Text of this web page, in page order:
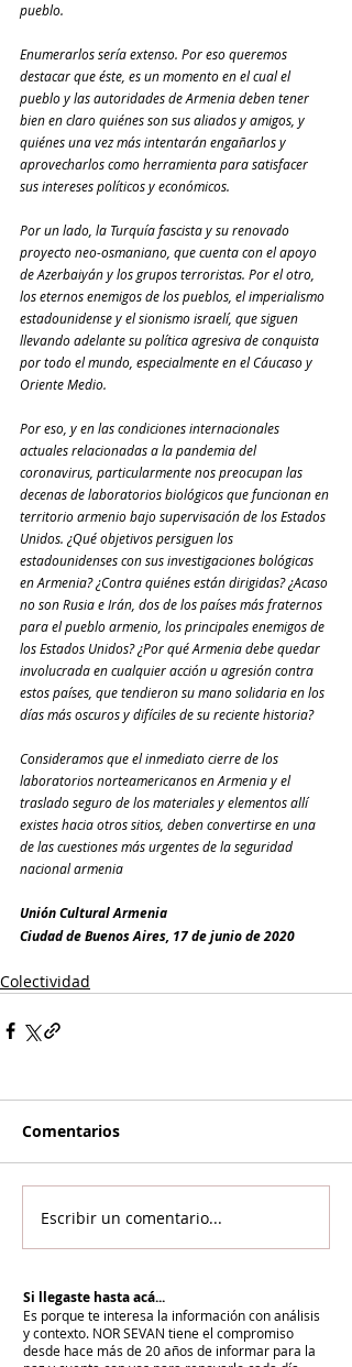
pueblo.
Enumerarlos sería extenso. Por eso queremos
destacar que éste, es un momento en el cual el
pueblo y las autoridades de Armenia deben tener
bien en claro quiénes son sus aliados y amigos, y
quiénes una vez más intentarán engañarlos y
aprovecharlos como herramienta para satisfacer
sus intereses políticos y económicos.
Por un lado, la Turquía fascista y su renovado
proyecto neo-osmaniano, que cuenta con el apoyo
de Azerbaiyán y los grupos terroristas. Por el otro,
los eternos enemigos de los pueblos, el imperialismo
estadounidense y el sionismo israelí, que siguen
llevando adelante su política agresiva de conquista
por todo el mundo, especialmente en el Cáucaso y
Oriente Medio.
Por eso, y en las condiciones internacionales
actuales relacionadas a la pandemia del
coronavirus, particularmente nos preocupan las
decenas de laboratorios biológicos que funcionan en
territorio armenio bajo supervisación de los Estados
Unidos. ¿Qué objetivos persiguen los
estadounidenses con sus investigaciones bológicas
en Armenia? ¿Contra quiénes están dirigidas? ¿Acaso
no son Rusia e Irán, dos de los países más fraternos
para el pueblo armenio, los principales enemigos de
los Estados Unidos? ¿Por qué Armenia debe quedar
involucrada en cualquier acción u agresión contra
estos países, que tendieron su mano solidaria en los
días más oscuros y difíciles de su reciente historia?
Consideramos que el inmediato cierre de los
laboratorios norteamericanos en Armenia y el
traslado seguro de los materiales y elementos allí
existes hacia otros sitios, deben convertirse en una
de las cuestiones más urgentes de la seguridad
nacional armenia
Unión Cultural Armenia
Ciudad de Buenos Aires, 17 de junio de 2020
Colectividad
Comentarios
Escribir un comentario...
Si llegaste hasta acá...
Es porque te interesa la información con análisis
y contexto. NOR SEVAN tiene el compromiso
desde hace más de 20 años de informar para la